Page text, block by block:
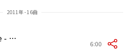
2011年 - 16曲
You Are The One - King Britt's Sylk City Vocal Mix 6:00